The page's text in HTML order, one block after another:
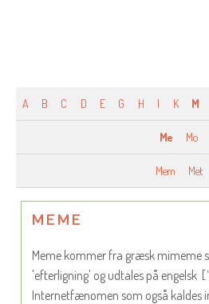
A B C D E G H I K M
Me Mo
Mem Met
MEME
Meme kommer fra græsk mimeme
'efterligning' og udtales på engelsk
Internetfænomen som også kaldes